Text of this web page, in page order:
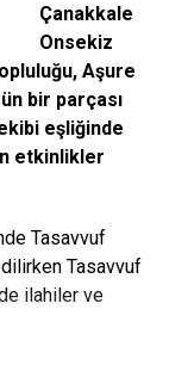
Çanakkale
Onsekiz
Aşure
bir parçası
eşliğinde
etkinlikler
Tasavvuf
Tasavvuf
ilahiler ve